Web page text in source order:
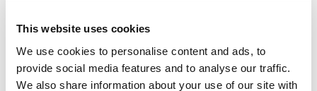
This website uses cookies
We use cookies to personalise content and ads, to
provide social media features and to analyse our traffic.
We also share information about your use of our site with